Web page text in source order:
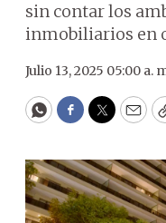
sin contar los
inmobiliarios en
Julio 13, 2025 05:00 a.
WhatsApp
Facebook
Twitter